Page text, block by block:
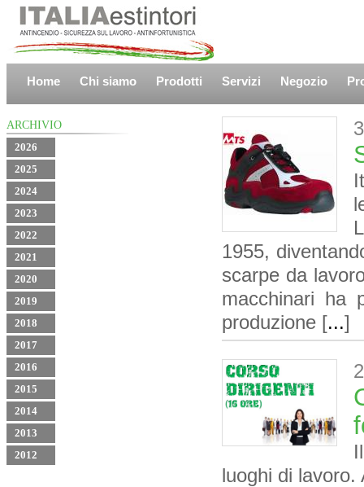
Home Chi siamo Prodotti Servizi Negozio
ARCHIVIO
2026
2025
2024
2023
2022
2021
2020
2019
2018
2017
2016
2015
2014
2013
2012
1955,
scarpe da
macchinari ha
produzione [...]
luoghi di